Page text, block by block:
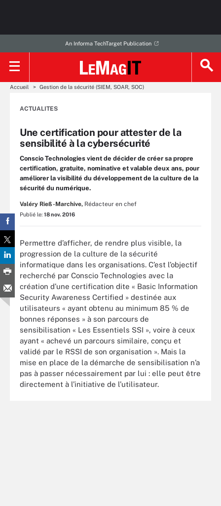
An Informa TechTarget Publication
Accueil Gestion de la sécurité (SIEM, SOAR, SOC)
ACTUALITES
Une certification pour attester de la
sensibilité à la cybersécurité
Conscio Technologies vient de décider de créer sa propre
certification, gratuite, nominative et valable deux ans, pour
améliorer la visibilité du développement de la culture de la
sécurité du numérique.
Valéry Rieß-Marchive, Rédacteur en chef
Publié le: 18 nov. 2016
Permettre d’afficher, de rendre plus visible, la
progression de la culture de la sécurité
informatique dans les organisations. C’est l’objectif
recherché par Conscio Technologies avec la
création d’une certification dite « Basic Information
Security Awareness Certified » destinée aux
utilisateurs « ayant obtenu au minimum 85 % de
bonnes réponses » à son parcours de
sensibilisation « Les Essentiels SSI », voire à ceux
ayant « achevé un parcours similaire, conçu et
validé par le RSSI de son organisation ». Mais la
mise en place de la démarche de sensibilisation n’a
pas à passer nécessairement par lui : elle peut être
directement à l’initiative de l’utilisateur.